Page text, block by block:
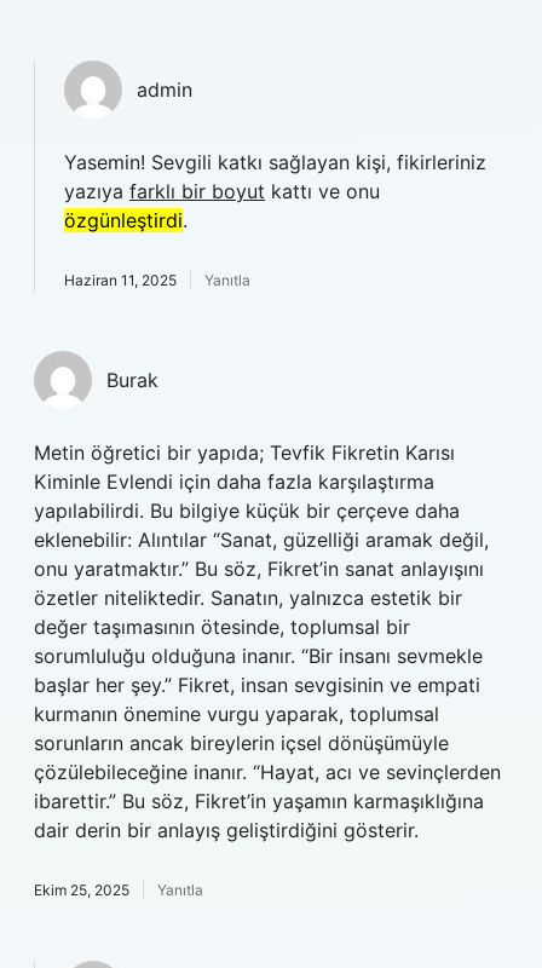
admin
Yasemin! Sevgili katkı sağlayan kişi, fikirleriniz
yazıya farklı bir boyut kattı ve onu
özgünleştirdi.
Haziran 11, 2025 Yanıtla
Burak
Metin öğretici bir yapıda; Tevfik Fikretin Karısı
Kiminle Evlendi için daha fazla karşılaştırma
yapılabilirdi. Bu bilgiye küçük bir çerçeve daha
eklenebilir: Alıntılar “Sanat, güzelliği aramak değil,
onu yaratmaktır.” Bu söz, Fikret’in sanat anlayışını
özetler niteliktedir. Sanatın, yalnızca estetik bir
değer taşımasının ötesinde, toplumsal bir
sorumluluğu olduğuna inanır. “Bir insanı sevmekle
başlar her şey.” Fikret, insan sevgisinin ve empati
kurmanın önemine vurgu yaparak, toplumsal
sorunların ancak bireylerin içsel dönüşümüyle
çözülebileceğine inanır. “Hayat, acı ve sevinçlerden
ibarettir.” Bu söz, Fikret’in yaşamın karmaşıklığına
dair derin bir anlayış geliştirdiğini gösterir.
Ekim 25, 2025 Yanıtla